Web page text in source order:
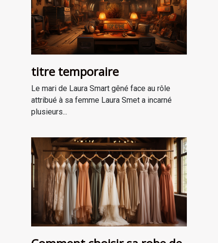
titre temporaire
Le mari de Laura Smart gêné face au rôle
attribué à sa femme Laura Smet a incarné
plusieurs...